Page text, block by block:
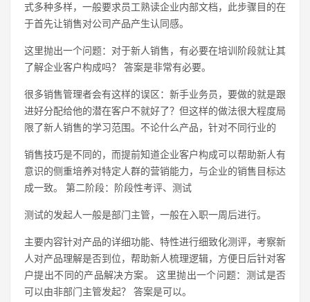
式多种多样，一般要求员工熟读企业内部文档，此步骤目的在
于首先让销售对公司产品产生认同感。
这里抛出一个问题：对于新人销售，有必要在培训阶段就让其
了解企业客户构成吗？ 答案是非常有必要。
很多销售管理者会有这样的误区：新手业务员，要做的就是跟
进好分配给他的潜在客户不就好了？但这样的做法很大程度局
限了新人销售的学习范围。不论什么产品，针对不同行业的
销售技巧是不同的，而提前知道企业客户构成可以帮助新人有
意识的侧重培养对特定人群的营销能力，与企业的销售目标达
成一致。 第二阶段：阶段性考评、测试
测试的发起人一般是部门主管，一般在入职一周后进行。
主要内容针对产品的详细功能、特性进行细致化测评，考察新
人对产品理解是否到位，帮助新人梳理逻辑，方便日后针对客
户提出不同的产品解决方案。 这里抛出一个问题：测试是否
可以由非部门主管发起？ 答案是可以。